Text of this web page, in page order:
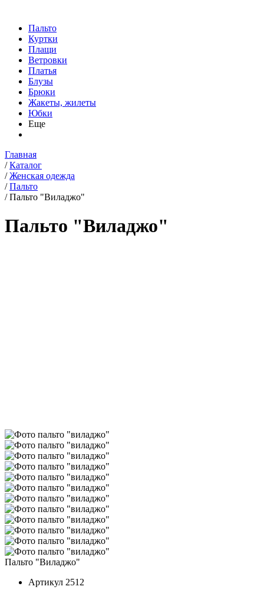
Пальто
Куртки
Плащи
Ветровки
Платья
Блузы
Брюки
Жакеты, жилеты
Юбки
Еще
Главная
/ Каталог
/ Женская одежда
/ Пальто
/ Пальто "Виладжо"
Пальто "Виладжо"
Пальто "Виладжо"
Артикул 2512